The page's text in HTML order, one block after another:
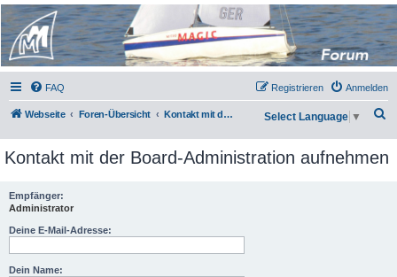
Micro Magic Forum
Deutschland
FAQ Anmelden
Registrieren
Webseite Foren-Übersicht Kontakt mit der Board-Administration aufnehmen
c
Select Language ▼
Kontakt mit der Board-Administration aufnehmen
Empfänger:
Administrator
Deine E-Mail-Adresse:
Dein Name: